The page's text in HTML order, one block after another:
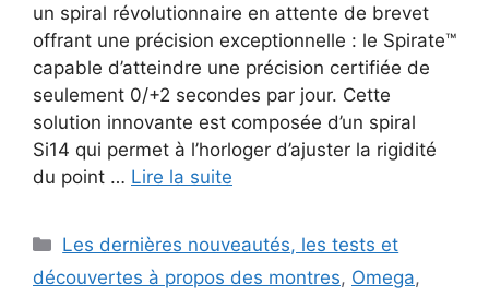
un spiral révolutionnaire en attente de brevet
offrant une précision exceptionnelle : le Spirate™
capable d’atteindre une précision certifiée de
seulement 0/+2 secondes par jour. Cette
solution innovante est composée d’un spiral
Si14 qui permet à l’horloger d’ajuster la rigidité
du point … Lire la suite
Catégories
Les dernières nouveautés, les tests et
découvertes à propos des montres, Omega,